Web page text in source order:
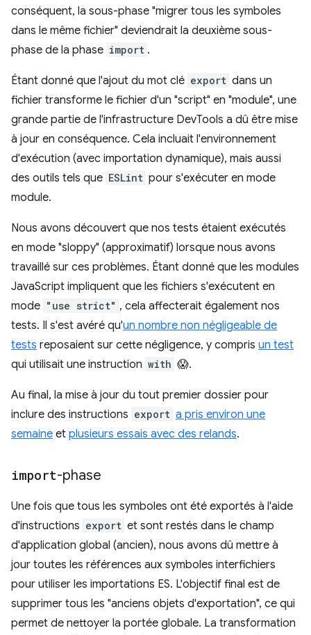
conséquent, la sous-phase "migrer tous les symboles
dans le même fichier" deviendrait la deuxième sous-
phase de la phase import .
Étant donné que l'ajout du mot clé export dans un
fichier transforme le fichier d'un "script" en "module", une
grande partie de l'infrastructure DevTools a dû être mise
à jour en conséquence. Cela incluait l'environnement
d'exécution (avec importation dynamique), mais aussi
des outils tels que ESLint pour s'exécuter en mode
module.
Nous avons découvert que nos tests étaient exécutés
en mode "sloppy" (approximatif) lorsque nous avons
travaillé sur ces problèmes. Étant donné que les modules
JavaScript impliquent que les fichiers s'exécutent en
mode "use strict" , cela affecterait également nos
tests. Il s'est avéré qu'un nombre non négligeable de
tests reposaient sur cette négligence, y compris un test
qui utilisait une instruction with 😱.
Au final, la mise à jour du tout premier dossier pour
inclure des instructions export a pris environ une
semaine et plusieurs essais avec des relands.
import-phase
Une fois que tous les symboles ont été exportés à l'aide
d'instructions export et sont restés dans le champ
d'application global (ancien), nous avons dû mettre à
jour toutes les références aux symboles interfichiers
pour utiliser les importations ES. L'objectif final est de
supprimer tous les "anciens objets d'exportation", ce qui
permet de nettoyer la portée globale. La transformation